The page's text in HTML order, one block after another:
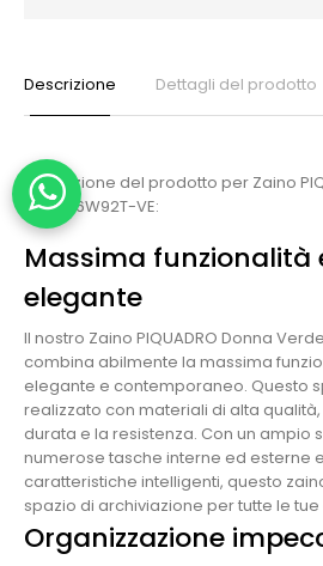
Descrizione Dettagli del prodotto
Descrizione del prodotto per Zaino
CA5566W92T-VE:
Massima funzionalità
elegante
Il nostro Zaino PIQUADRO Donna
combina abilmente la massima
elegante e contemporaneo. Questo
realizzato con materiali di alta
durata e la resistenza. Con un ampio
numerose tasche interne ed esterne
caratteristiche intelligenti, questo
spazio di archiviazione per tutte le
Organizzazione